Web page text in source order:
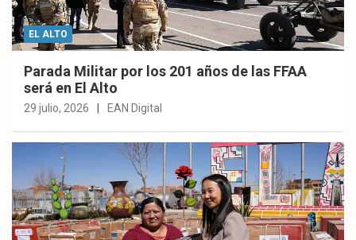
EL ALTO
Parada Militar por los 201 años de las FFAA
será en El Alto
29 julio, 2026 EAN Digital